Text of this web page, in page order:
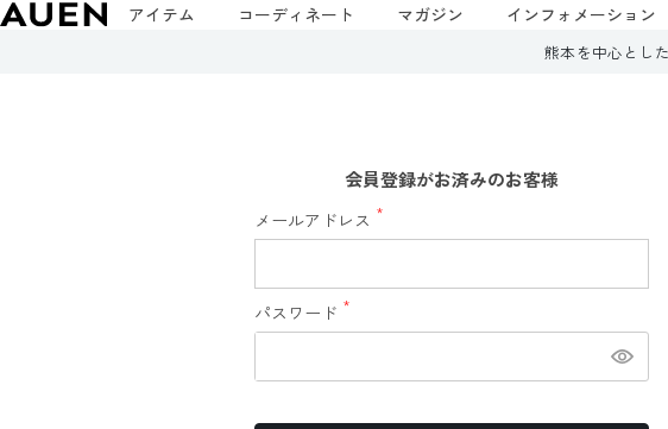
アイテム コーディネート マガジン インフォメーション
熊本を中心とし
会員登録がお済みのお客様
メールアドレス
(必
パスワード
(必